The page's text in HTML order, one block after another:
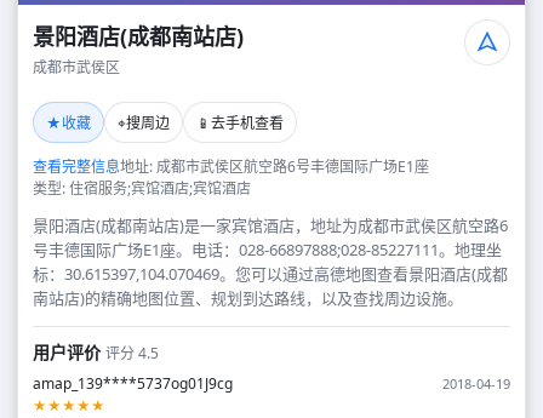
景阳酒店(成都南站店)
成都市武侯区
★收藏 ⌖搜周边 📱 去手机查看
查看完整信息地址: 成都市武侯区航空路6号丰德国际广场E1座
类型: 住宿服务;宾馆酒店;宾馆酒店
景阳酒店(成都南站店)是一家宾馆酒店，地址为成都市武侯区航空路6
号丰德国际广场E1座。电话：028-66897888;028-85227111。地理坐
标：30.615397,104.070469。您可以通过高德地图查看景阳酒店(成都
南站店)的精确地图位置、规划到达路线，以及查找周边设施。
用户评价评分 4.5
amap_139****5737og01J9cg
2018-04-19
★★★★★